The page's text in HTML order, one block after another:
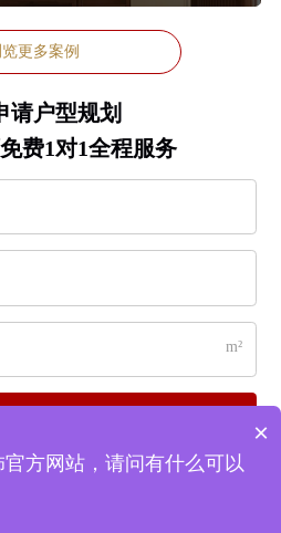
更多案例
请户型规划
费1对1全程服务
m²
×
方网站，请问有什么可以